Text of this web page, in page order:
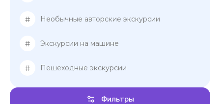
# Необычные авторские экскурсии
# Экскурсии на машине
# Пешеходные экскурсии
Фильтры